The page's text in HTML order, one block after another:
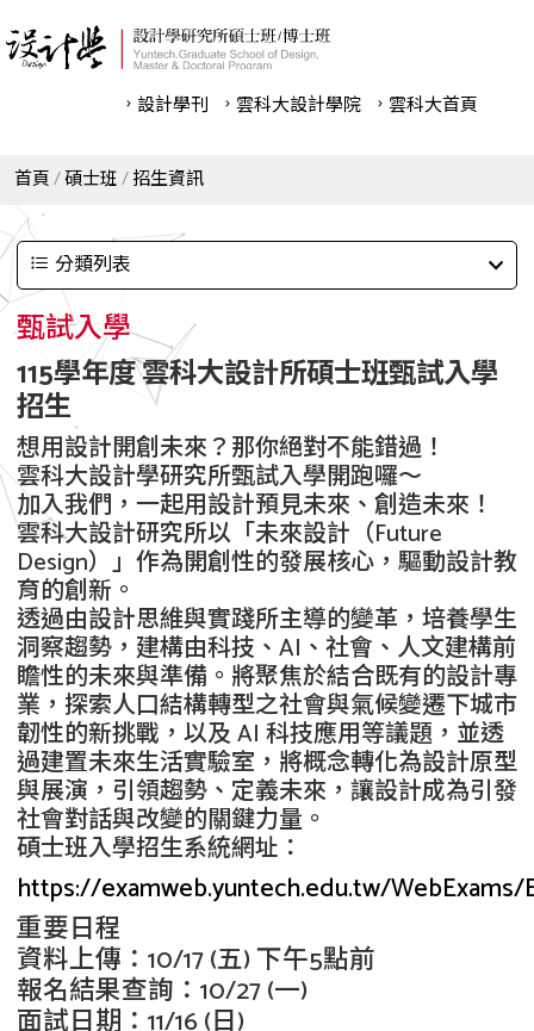
設計學刊 雲科⼤設計學院 雲科⼤首頁
首頁 碩士班 招生資訊
分類列表
甄試入學
115學年度 雲科大設計所碩士班甄試入學
招生
想用設計開創未來？那你絕對不能錯過！
雲科大設計學研究所甄試入學開跑囉～
加入我們，一起用設計預見未來、創造未來！
雲科大設計研究所以「未來設計（Future
Design）」作為開創性的發展核心，驅動設計教
育的創新。
透過由設計思維與實踐所主導的變革，培養學生
洞察趨勢，建構由科技、AI、社會、人文建構前
瞻性的未來與準備。將聚焦於結合既有的設計專
業，探索人口結構轉型之社會與氣候變遷下城市
韌性的新挑戰，以及 AI 科技應用等議題，並透
過建置未來生活實驗室，將概念轉化為設計原型
與展演，引領趨勢、定義未來，讓設計成為引發
社會對話與改變的關鍵力量。
碩士班入學招生系統網址：
https://examweb.yuntech.edu.tw/WebExams/
重要日程
資料上傳：10/17 (五) 下午5點前
報名結果查詢：10/27 (一)